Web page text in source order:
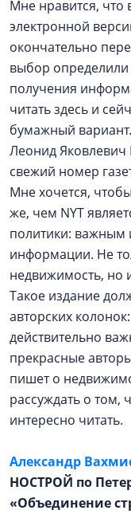
Мне нравится, что
электронной
окончательно
выбор
получения
читать здесь и
бумажный
Леонид Яковлевич
свежий номер
Мне хочется,
же, чем NYT
политики: важным
информации. Не
недвижимость, но
Такое издание
авторских
действительно
прекрасные
пишет о
рассуждать о том,
интересно читать.
Александр
НОСТРОЙ по
«Объединение